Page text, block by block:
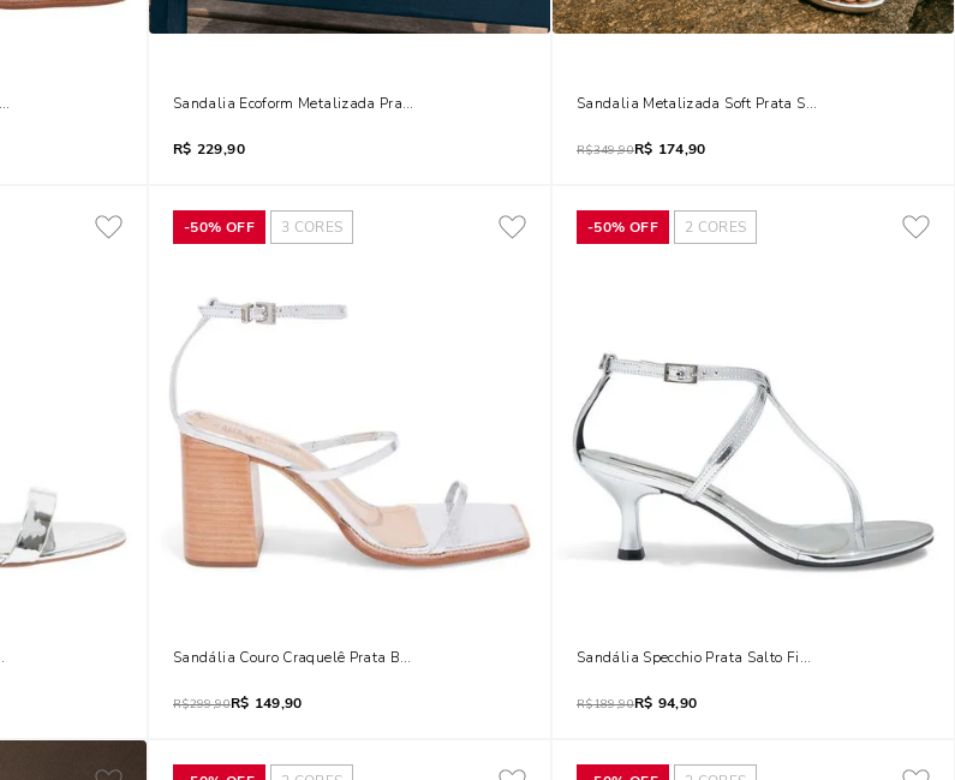
Sandalia Ecoform Metalizada Prata Salto Alto
R$ 229,90
Sandalia Metalizada Soft Prata Salto Alto Fino
R$349,90R$ 174,90
Salto Fino Médio
-50% OFF 3 CORES
Sandália Couro Craquelê Prata Bico Quadrado
R$299,90R$ 149,90
-50% OFF 2 CORES
Sandália Specchio Prata Salto Fino Baixo
R$189,90R$ 94,90